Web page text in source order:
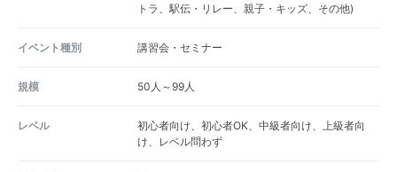
トラ、駅伝・リレー、親子・キッズ、その他)
イベント種別 講習会・セミナー
規模 50人～99人
レベル
初心者向け、初心者OK、中級者向け、上級者向
け、レベル問わず